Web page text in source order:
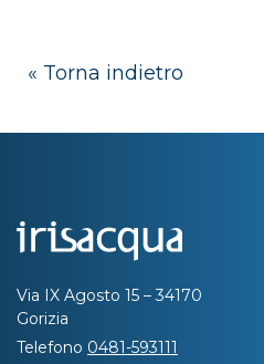
« Torna indietro
Via IX Agosto 15 – 34170
Gorizia
Telefono 0481-593111